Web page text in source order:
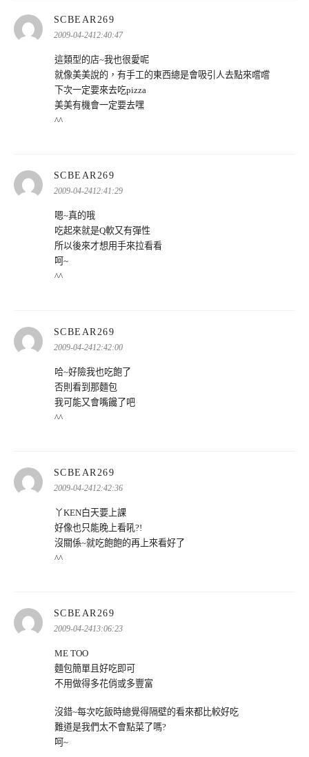
SCBEAR269
示:
2009-04-2412:40:47
這類型的店~我也很愛呢
就像美美說的，有手工的東西總是會吸引人去點來嚐嚐
下次一定要來去吃pizza
美美有機會一定要去嘿
^^
SCBEAR269
示:
2009-04-2412:41:29
嗯~真的哦
吃起來就是Q軟又有彈性
所以後來才想用手來拉看看
呵~
^^
SCBEAR269
示:
2009-04-2412:42:00
哈~好險我也吃飽了
否則看到那麵包
我可能又會嘴饞了吧
^^
SCBEAR269
示:
2009-04-2412:42:36
丫KEN白天要上課
好像也只能晚上看吼?!
沒關係~就吃飽飽的再上來看好了
^^
SCBEAR269
示:
2009-04-2413:06:23
ME TOO
麵包簡單且好吃即可
不用做得多花俏或多豐富
沒錯~每次吃飯時總覺得隔壁的看來都比較好吃
難道是我們太不會點菜了嗎?
呵~